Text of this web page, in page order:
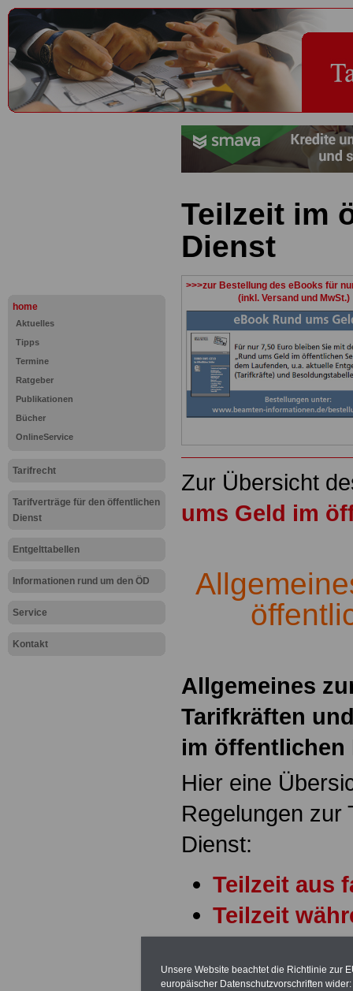
home
Aktuelles
Tipps
Termine
Ratgeber
Publikationen
Bücher
OnlineService
Tarifrecht
Tarifverträge für den öffentlichen
Dienst
Entgelttabellen
Informationen rund um den ÖD
Service
Kontakt
Teilzeit im
Dienst
>>>zur Bestellung des eBooks für
(inkl. Versand und MwSt.)
Zur Übersicht
ums Geld im
Allgemeines
Tarifkräften
im öffentlichen
Hier eine
Regelungen zur
Dienst:
Teilzeit aus
Teilzeit
Beamte
Unsere Website beachtet die Richtlinie zur
europäischer Datenschutzvorschriften